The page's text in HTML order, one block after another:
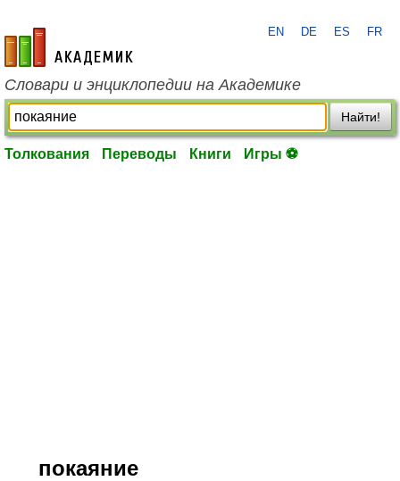
academic.ru
EN DE ES FR
Словари и энциклопедии на Академике
Найти!
Толкования Переводы Книги Игры ⚽
покаяние